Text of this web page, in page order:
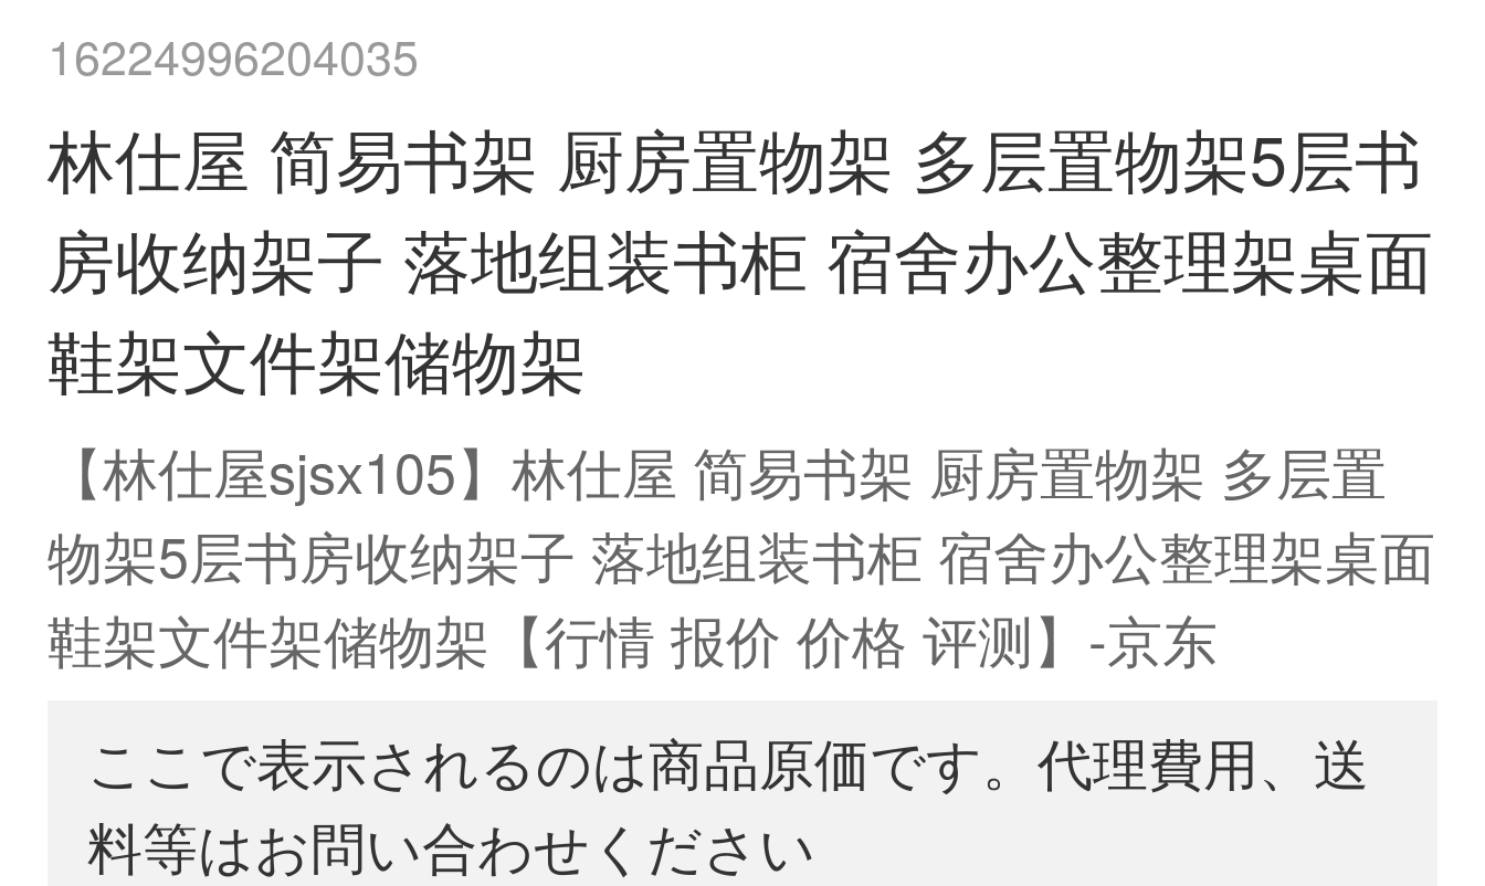
16224996204035
林仕屋 简易书架 厨房置物架 多层置物架5层书
房收纳架子 落地组装书柜 宿舍办公整理架桌面
鞋架文件架储物架
【林仕屋sjsx105】林仕屋 简易书架 厨房置物架 多层置
物架5层书房收纳架子 落地组装书柜 宿舍办公整理架桌面
鞋架文件架储物架【行情 报价 价格 评测】-京东
ここで表示されるのは商品原価です。代理費用、送
料等はお問い合わせください